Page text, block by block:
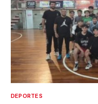
DEPORTES